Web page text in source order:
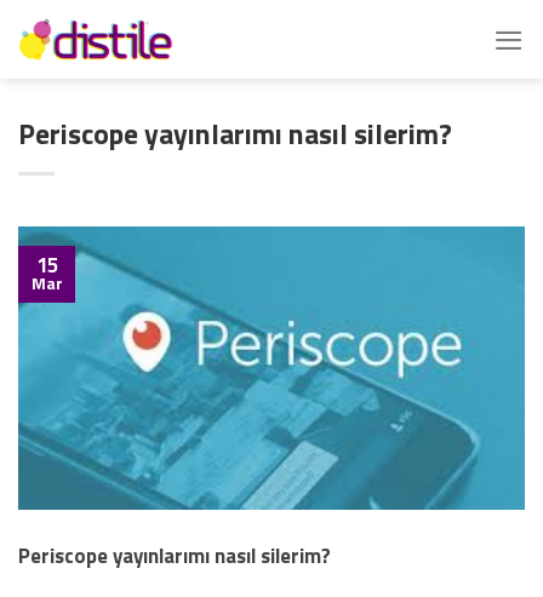
İçeriğe
atla
Periscope yayınlarımı nasıl silerim?
15
Mar
Periscope yayınlarımı nasıl silerim?